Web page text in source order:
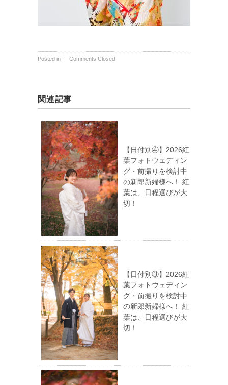
Posted in ｜ Comments Closed
関連記事
【日付別④】2026紅
葉フォトウェディン
グ・前撮りを検討中
の新郎新婦様へ！ 紅
葉は、日程選びが大
切！
【日付別③】2026紅
葉フォトウェディン
グ・前撮りを検討中
の新郎新婦様へ！ 紅
葉は、日程選びが大
切！